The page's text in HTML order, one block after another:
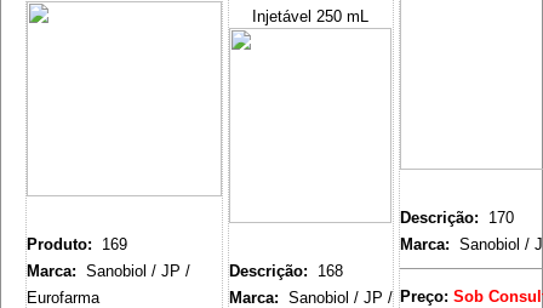
Produto:
169
Marca: Sanobiol / JP /
Eurofarma
Injetável 250 mL
Descrição:
168
Marca: Sanobiol / JP /
Descrição:
170
Marca: Sanobiol /
Preço: Sob